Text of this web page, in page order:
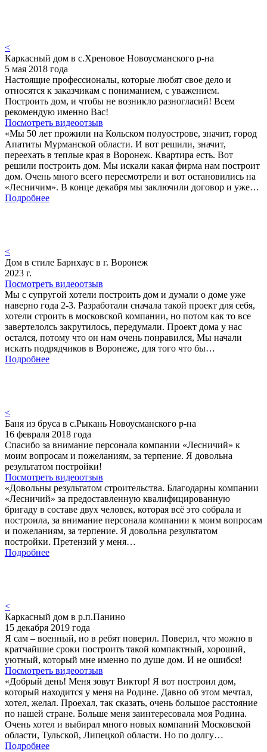
<
Каркасный дом в с.Хреновое Новоусманского р-на
5 мая 2018 года
Настоящие профессионалы, которые любят свое дело и
относятся к заказчикам с пониманием, с уважением.
Построить дом, и чтобы не возникло разногласий! Всем
рекомендую именно Вас!
Посмотреть видеоотзыв
«Мы 50 лет прожили на Кольском полуострове, значит, город
Апатиты Мурманской области. И вот решили, значит,
переехать в теплые края в Воронеж. Квартира есть. Вот
решили построить дом. Мы искали какая фирма нам построит
дом. Очень много всего пересмотрели и вот остановились на
«Лесничим». В конце декабря мы заключили договор и уже…
Подробнее
<
Дом в стиле Барнхаус в г. Воронеж
2023 г.
Посмотреть видеоотзыв
Мы с супругой хотели построить дом и думали о доме уже
наверно года 2-3. Разработали сначала такой проект для себя,
хотели строить в московской компании, но потом как то все
завертелолсь закрутилось, передумали. Проект дома у нас
остался, потому что он нам очень понравился, Мы начали
искать подрядчиков в Воронеже, для того что бы…
Подробнее
<
Баня из бруса в с.Рыкань Новоусманского р-на
16 февраля 2018 года
Спасибо за внимание персонала компании «Лесничий» к
моим вопросам и пожеланиям, за терпение. Я довольна
результатом постройки!
Посмотреть видеоотзыв
«Довольны результатом строительства. Благодарны компании
«Лесничий» за предоставленную квалифицированную
бригаду в составе двух человек, которая всё это собрала и
построила, за внимание персонала компании к моим вопросам
и пожеланиям, за терпение. Я довольна результатом
постройки. Претензий у меня…
Подробнее
<
Каркасный дом в р.п.Панино
15 декабря 2019 года
Я сам – военный, но в ребят поверил. Поверил, что можно в
кратчайшие сроки построить такой компактный, хороший,
уютный, который мне именно по душе дом. И не ошибся!
Посмотреть видеоотзыв
«Добрый день! Меня зовут Виктор! Я вот построил дом,
который находится у меня на Родине. Давно об этом мечтал,
хотел, желал. Проехал, так сказать, очень большое расстояние
по нашей стране. Больше меня заинтересовала моя Родина.
Очень хотел и выбирал много новых компаний Московской
области, Тульской, Липецкой области. Но по долгу…
Подробнее